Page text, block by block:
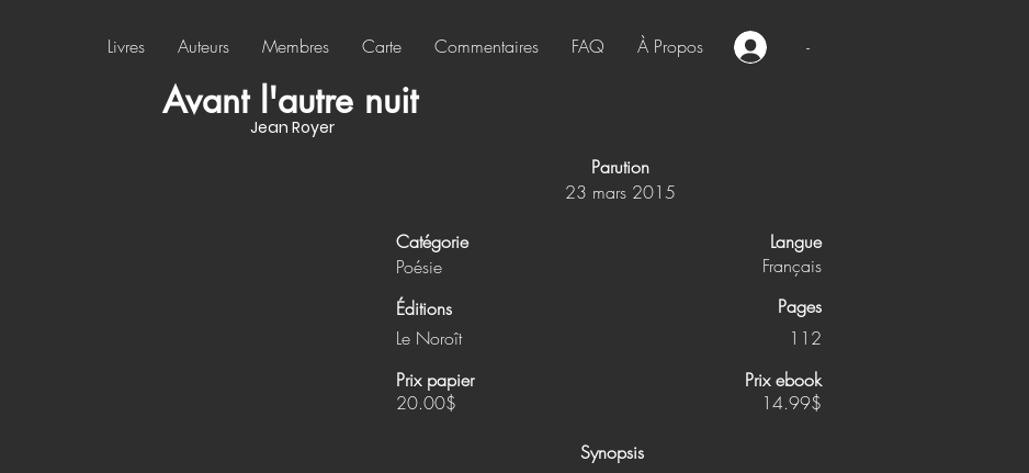
Livres Auteurs Membres Carte Commentaires FAQ À Propos -
Avant l'autre nuit
Jean Royer
Parution
23 mars 2015
Catégorie
Poésie
Langue
Français
Éditions
Pages
Le Noroît
112
Prix papier
20.00$
Prix ebook
14.99$
Synopsis